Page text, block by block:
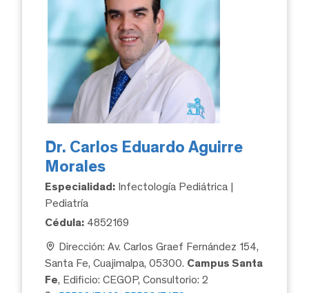
Dr. Carlos Eduardo Aguirre
Morales
Especialidad: Infectología Pediátrica |
Pediatría
Cédula: 4852169
Dirección: Av. Carlos Graef Fernández 154,
Santa Fe, Cuajimalpa, 05300. Campus Santa
Fe, Edificio: CEGOP, Consultorio: 2